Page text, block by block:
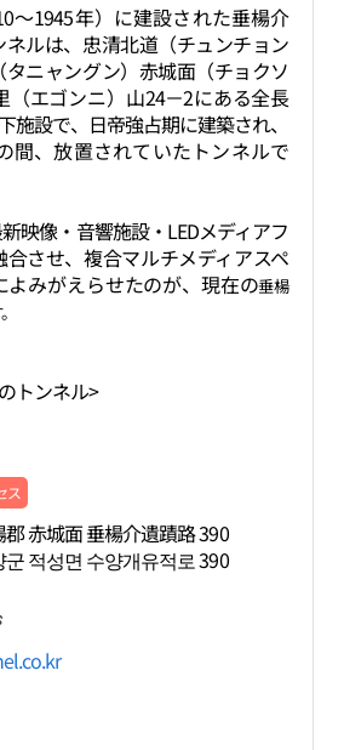
～1945年）に建設された垂楊介
ネルは、忠清北道（チュンチョン
ニャングン）赤城面（チョクソ
（エゴンニ）山24－2にある全長
施設で、日帝強占期に建築され、
間、放置されていたトンネルで
映像・音響施設・LEDメディアフ
合させ、複合マルチメディアスペ
よみがえらせたのが、現在の垂楊
トンネル>
ス
赤城面 垂楊介遺蹟路 390
적성면 수양개유적로 390